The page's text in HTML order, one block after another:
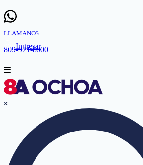
LLAMANOS
809-971-8000
Ingresar